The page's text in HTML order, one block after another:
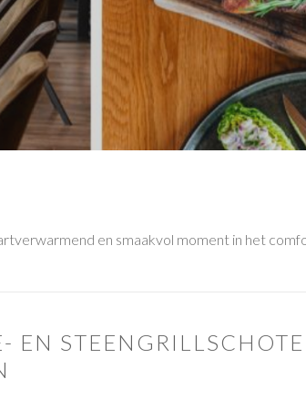
La Brasserie des Lacs
Des Lacs Eau D Heure Golden Lakes
- les lacs de l'eau d'heure
en smaakvol moment in het
EN